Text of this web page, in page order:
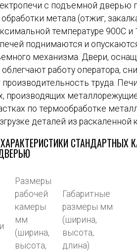
с подъемной дверью
метала (отжиг,
температуре 900С и
поднимаются и
механизма. Двери,
работу оператора,
труда.
производящих
по термообработке
деталей из раскаленной
СТАНДАРТНЫХ
Размеры
рабочей
камеры
мм
(ширина,
высота,
Габаритные
размеры мм
(ширина,
высота,
длина)